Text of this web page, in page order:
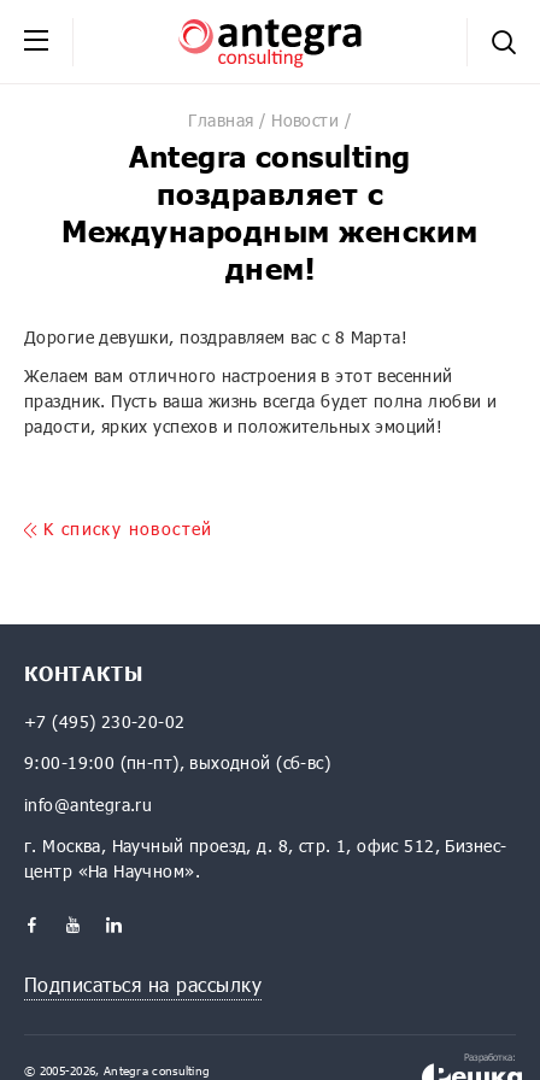
+7 (495) 230-20-02
обратная связь
Главная Новости
Antegra consulting
поздравляет с
Международным женским
днем!
Дорогие девушки, поздравляем вас с 8 Марта!
Желаем вам отличного настроения в этот весенний
праздник. Пусть ваша жизнь всегда будет полна любви и
радости, ярких успехов и положительных эмоций!
K списку новостей
КОНТАКТЫ
+7 (495) 230-20-02
9:00-19:00 (пн-пт), выходной (сб-вс)
info@antegra.ru
г. Москва, Научный проезд, д. 8, стр. 1, офис 512, Бизнес-
центр «На Научном».
Подписаться на рассылку
© 2005-2026, Antegra consulting
Разработка: